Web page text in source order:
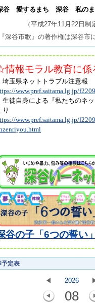
谷 愛するまち 深谷 私の
平成27年11月22日制
深谷市歌』の著作権は深谷市
情報モラル教育に係
埼玉県ネットトラブル注意報
www.pref.saitama.lg.jp/
生徒自身による『私たちのネ
り
www.pref.saitama.lg.jp/
谷の子「6つの誓い
予定表
2026
08